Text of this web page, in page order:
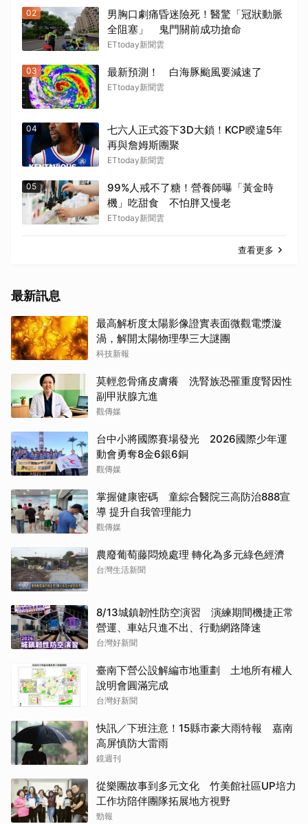
02
男胸口劇痛昏迷險死！醫驚「冠狀動脈
全阻塞」 鬼門關前成功搶命
ETtoday新聞雲
03 最新預測！ 白海豚颱風要減速了
ETtoday新聞雲
04
七六人正式簽下3D大鎖！KCP睽違5年
再與詹姆斯團聚
ETtoday新聞雲
05
99%人戒不了糖！營養師曝「黃金時
機」吃甜食 不怕胖又慢老
ETtoday新聞雲
查看更多
最新訊息
最高解析度太陽影像證實表面微觀電漿漩
渦，解開太陽物理學三大謎團
科技新報
莫輕忽骨痛皮膚癢 洗腎族恐罹重度腎因性
副甲狀腺亢進
觀傳媒
台中小將國際賽場發光 2026國際少年運
動會勇奪8金6銀6銅
觀傳媒
掌握健康密碼 童綜合醫院三高防治888宣
導 提升自我管理能力
觀傳媒
農廢葡萄藤悶燒處理 轉化為多元綠色經濟
台灣生活新聞
8/13城鎮韌性防空演習 演練期間機捷正常
營運、車站只進不出、行動網路降速
台灣好新聞
臺南下營公設解編市地重劃 土地所有權人
說明會圓滿完成
台灣好新聞
快訊／下班注意！15縣市豪大雨特報 嘉南
高屏慎防大雷雨
鏡週刊
從樂團故事到多元文化 竹美館社區UP培力
工作坊陪伴團隊拓展地方視野
勁報